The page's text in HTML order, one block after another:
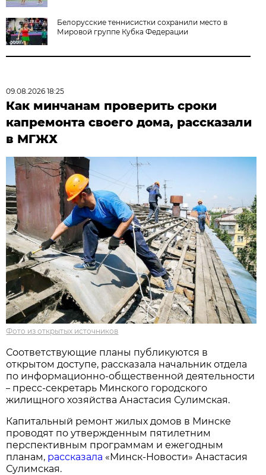
Белорусские теннисистки сохранили место в
Мировой группе Кубка Федерации
09.08.2026 18:25
Как минчанам проверить сроки
капремонта своего дома, рассказали
в МГЖХ
Фото из открытых источников
Соответствующие планы публикуются в
открытом доступе, рассказала начальник отдела
по информационно-общественной деятельности
– пресс-секретарь Минского городского
жилищного хозяйства Анастасия Сулимская.
Капитальный ремонт жилых домов в Минске
проводят по утвержденным пятилетним
перспективным программам и ежегодным
планам, рассказала «Минск-Новости» Анастасия
Сулимская.